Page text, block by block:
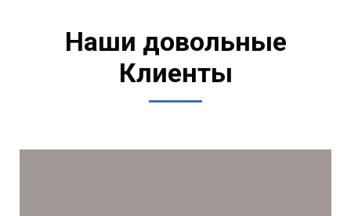
Наши довольные
Клиенты